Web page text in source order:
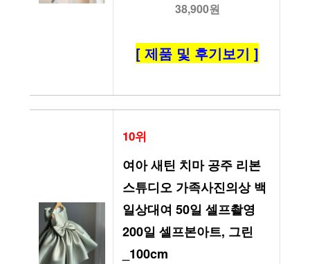
38,900원
[ 제품 및 후기보기 ]
10위
여아 새틴 치마 공주 리본
스튜디오 가족사진의상 백
일상대여 50일 셀프촬영
200일 셀프본아트, 그린
_100cm